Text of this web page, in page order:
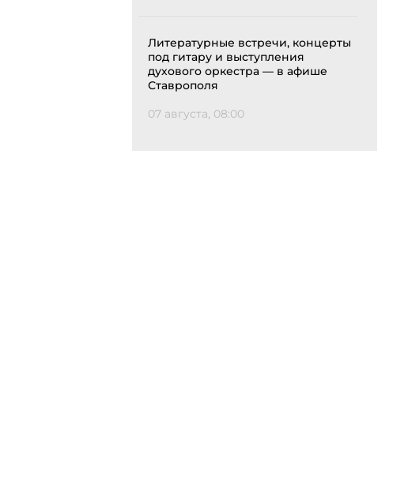
Литературные встречи, концерты
под гитару и выступления
духового оркестра — в афише
Ставрополя
07 августа, 08:00